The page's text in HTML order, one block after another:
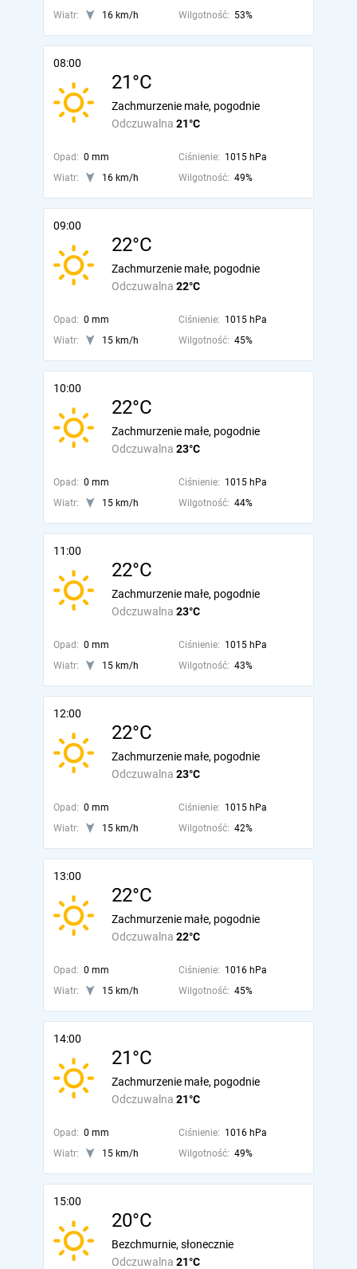
Wiatr: 16 km/h Wilgotność: 53%
08:00
21°C
Odczuwalna 21°C
Zachmurzenie małe, pogodnie
Opad: 0 mm Ciśnienie: 1015 hPa
Wiatr:
16 km/h Wilgotność: 49%
09:00
22°C
Odczuwalna 22°C
Zachmurzenie małe, pogodnie
Opad: 0 mm Ciśnienie: 1015 hPa
Wiatr:
15 km/h Wilgotność: 45%
10:00
22°C
Odczuwalna 23°C
Zachmurzenie małe, pogodnie
Opad: 0 mm Ciśnienie: 1015 hPa
Wiatr:
15 km/h Wilgotność: 44%
11:00
22°C
Odczuwalna 23°C
Zachmurzenie małe, pogodnie
Opad: 0 mm Ciśnienie: 1015 hPa
Wiatr:
15 km/h Wilgotność: 43%
12:00
22°C
Odczuwalna 23°C
Zachmurzenie małe, pogodnie
Opad: 0 mm Ciśnienie: 1015 hPa
Wiatr:
15 km/h Wilgotność: 42%
13:00
22°C
Odczuwalna 22°C
Zachmurzenie małe, pogodnie
Opad: 0 mm Ciśnienie: 1016 hPa
Wiatr:
15 km/h Wilgotność: 45%
14:00
21°C
Odczuwalna 21°C
Zachmurzenie małe, pogodnie
Opad: 0 mm Ciśnienie: 1016 hPa
Wiatr:
15 km/h Wilgotność: 49%
15:00
20°C
Odczuwalna 21°C
Bezchmurnie, słonecznie